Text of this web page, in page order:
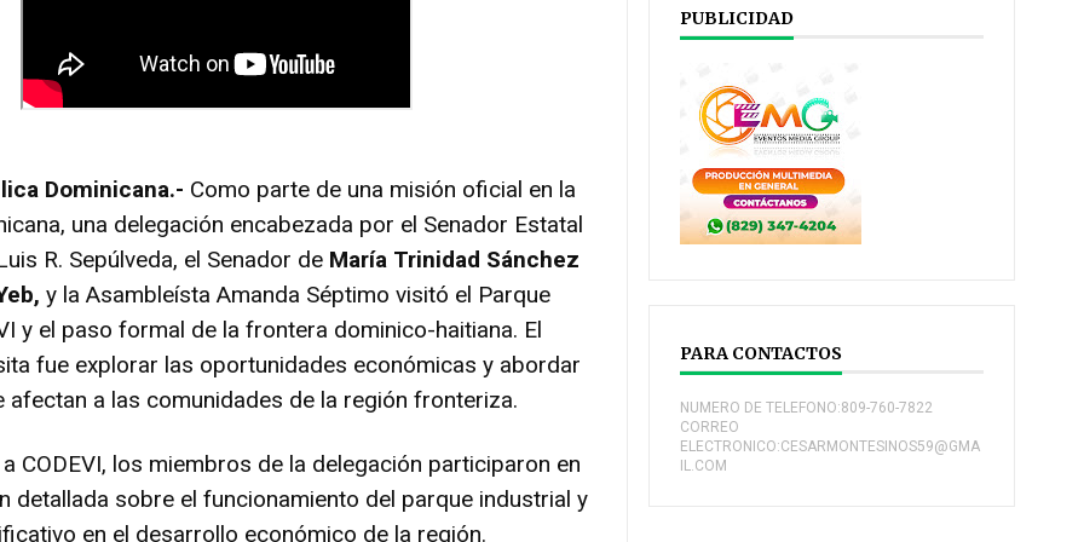
Dominicana.- Como parte de una misión oficial en la
una delegación encabezada por el Senador Estatal
R. Sepúlveda, el Senador de María Trinidad Sánchez
y la Asambleísta Amanda Séptimo visitó el Parque
y el paso formal de la frontera dominico-haitiana. El
fue explorar las oportunidades económicas y abordar
afectan a las comunidades de la región fronteriza.
CODEVI, los miembros de la delegación participaron en
detallada sobre el funcionamiento del parque industrial y
en el desarrollo económico de la región.
PUBLICIDAD
PARA CONTACTOS
NUMERO DE TELEFONO:809-760-7822
CORREO
ELECTRONICO:CESARMONTESINOS59@GMA
IL.COM